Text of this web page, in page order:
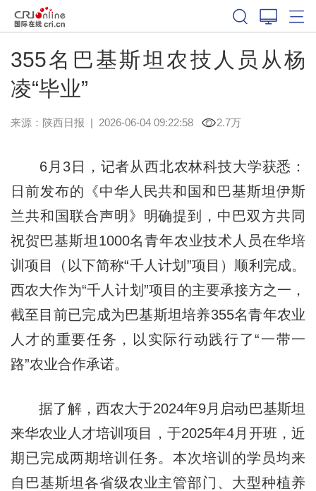
355名巴基斯坦农技人员从杨
凌“毕业”
来源： 陕西日报 | 2026-06-04 09:22:58 2.7万
6月3日，记者从西北农林科技大学获悉：
日前发布的《中华人民共和国和巴基斯坦伊斯
兰共和国联合声明》明确提到，中巴双方共同
祝贺巴基斯坦1000名青年农业技术人员在华培
训项目（以下简称“千人计划”项目）顺利完成。
西农大作为“千人计划”项目的主要承接方之一，
截至目前已完成为巴基斯坦培养355名青年农业
人才的重要任务，以实际行动践行了“一带一
路”农业合作承诺。
据了解，西农大于2024年9月启动巴基斯坦
来华农业人才培训项目，于2025年4月开班，近
期已完成两期培训任务。本次培训的学员均来
自巴基斯坦各省级农业主管部门、大型种植养